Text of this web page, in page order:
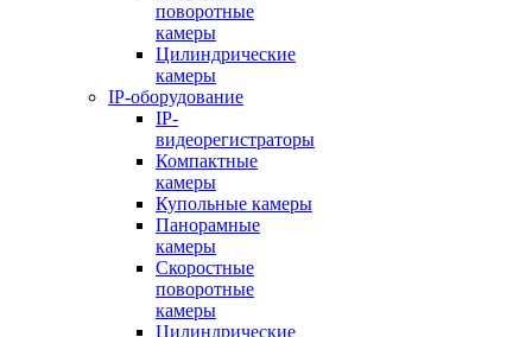
поворотные
камеры
Цилиндрические
камеры
IP-оборудование
IP-
видеорегистраторы
Компактные
камеры
Купольные камеры
Панорамные
камеры
Скоростные
поворотные
камеры
Цилиндрические